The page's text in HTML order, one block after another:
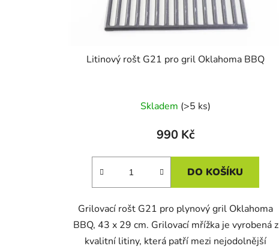
Litinový rošt G21 pro gril Oklahoma BBQ
Skladem (>5 ks)
990 Kč
DO KOŠÍKU
Grilovací rošt G21 pro plynový gril Oklahoma
BBQ, 43 x 29 cm. Grilovací mřížka je vyrobená z
kvalitní litiny, která patří mezi nejodolnější